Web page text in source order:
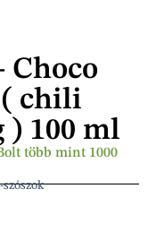
több mint 1000
Choco
( chili
) 100 ml